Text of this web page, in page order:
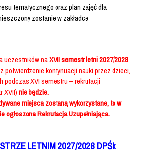
tematycznego oraz plan zajęć dla
zostanie w zakładce
uczestników naXVII semestr letni 2027/2028,
potwierdzenie kontynuacji nauki przez dzieci,
podczas XVI semestru – rekrutacji
XVII)nie będzie.
miejsca zostaną wykorzystane, to w
ogłoszona Rekrutacja Uzupełniająca.
LETNIM 2027/2028 DPŚk